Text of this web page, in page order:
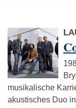
musikalische
akustisches Duo